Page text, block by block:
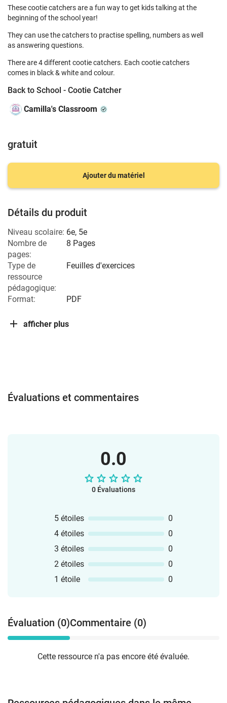
These cootie catchers are a fun way to get kids talking at the
beginning of the school year!
They can use the catchers to practise spelling, numbers as well
as answering questions.
There are 4 different cootie catchers. Each cootie catchers
comes in black & white and colour.
Back to School - Cootie Catcher
Camilla's Classroom
gratuit
Ajouter du matériel
Détails du produit
Niveau scolaire: 6e, 5e
Nombre de
pages:
8 Pages
Type de
ressource
pédagogique:
Feuilles d'exercices
Format: PDF
afficher plus
Évaluations et commentaires
0.0
0 Évaluations
5 étoiles
0
4 étoiles
0
3 étoiles
0
2 étoiles
0
1 étoile
0
Évaluation (0)Commentaire (0)
Cette ressource n'a pas encore été évaluée.